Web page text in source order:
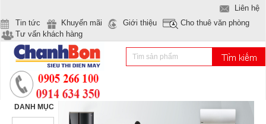
Liên hệ
Tin tức
Khuyến mãi Giới thiệu
Cho thuê văn phòng
Tư vấn khách hàng
DANH MỤC